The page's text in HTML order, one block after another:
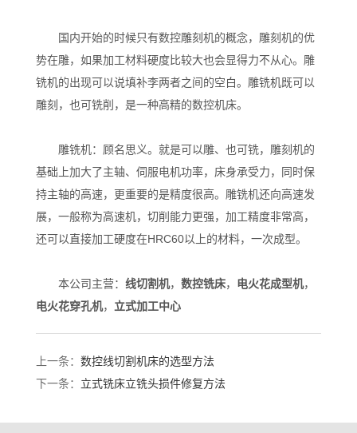
国内开始的时候只有数控雕刻机的概念，雕刻机的优
势在雕，如果加工材料硬度比较大也会显得力不从心。雕
铣机的出现可以说填补李两者之间的空白。雕铣机既可以
雕刻，也可铣削，是一种高精的数控机床。
雕铣机：顾名思义。就是可以雕、也可铣，雕刻机的
基础上加大了主轴、伺服电机功率，床身承受力，同时保
持主轴的高速，更重要的是精度很高。雕铣机还向高速发
展，一般称为高速机，切削能力更强，加工精度非常高，
还可以直接加工硬度在HRC60以上的材料，一次成型。
本公司主营： 线切割机， 数控铣床， 电火花成型机，
电火花穿孔机， 立式加工中心
上一条： 数控线切割机床的选型方法
下一条： 立式铣床立铣头损件修复方法